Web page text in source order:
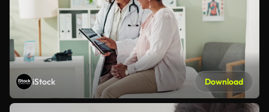
iStock Download